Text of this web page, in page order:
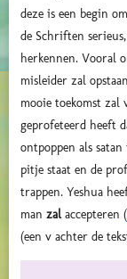
deze is een begin
de Schriften
herkennen. Vooral
misleider zal
mooie toekomst zal
geprofeteerd heeft
ontpoppen als
pitje staat en de
trappen. Yeshua
man zalaccepteren (
(een v achter de